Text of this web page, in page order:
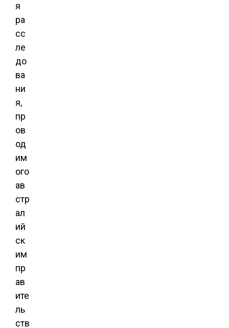
я
ра
сс
ле
до
ва
ни
я,
пр
ов
од
им
ого
ав
стр
ал
ий
ск
им
пр
ав
ите
ль
ств